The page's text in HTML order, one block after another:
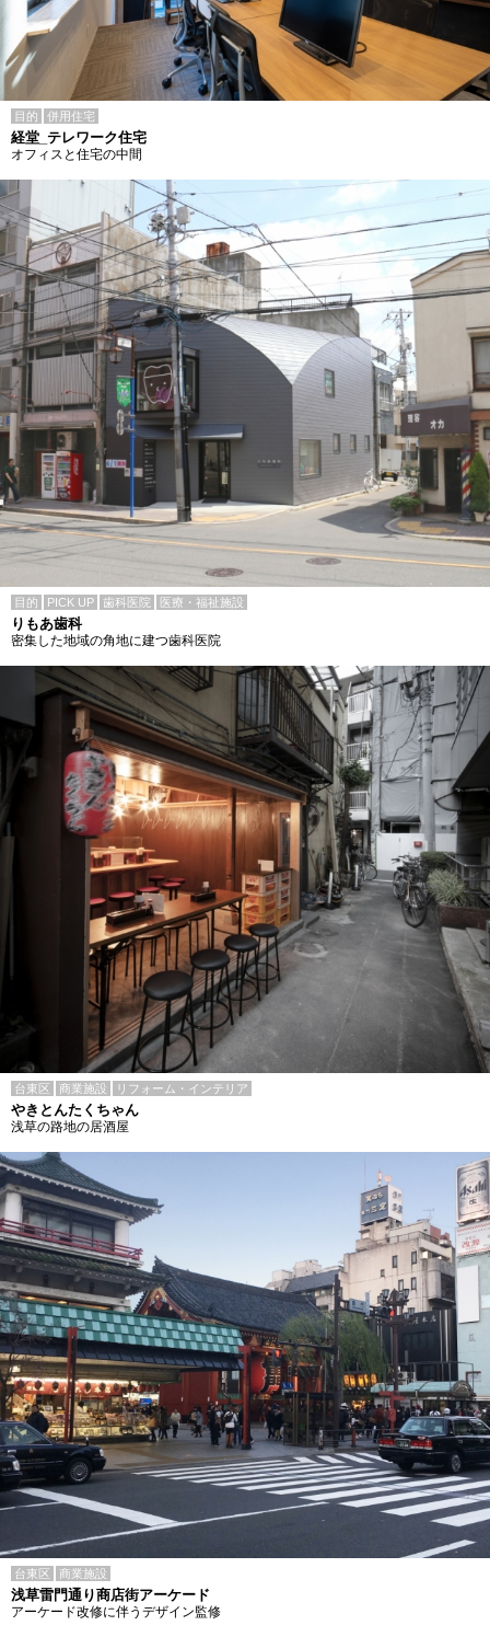
目的 併用住宅
経堂_テレワーク住宅
オフィスと住宅の中間
目的 PICK UP 歯科医院 医療・福祉施設
りもあ歯科
密集した地域の角地に建つ歯科医院
台東区 商業施設 リフォーム・インテリア
やきとんたくちゃん
浅草の路地の居酒屋
台東区 商業施設
浅草雷門通り商店街アーケード
アーケード改修に伴うデザイン監修